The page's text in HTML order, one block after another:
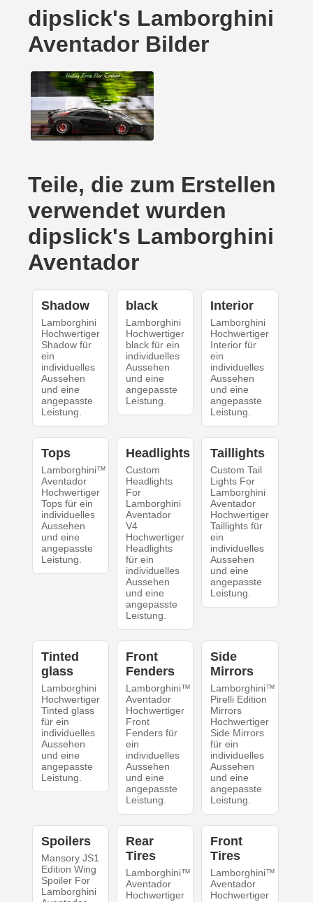
dipslick's Lamborghini
Aventador Bilder
Teile, die zum Erstellen
verwendet wurden
dipslick's Lamborghini
Aventador
Shadow
Lamborghini
Hochwertiger
Shadow für
ein
individuelles
Aussehen
und eine
angepasste
Leistung.
black
Lamborghini
Hochwertiger
black für ein
individuelles
Aussehen
und eine
angepasste
Leistung.
Interior
Lamborghini
Hochwertiger
Interior für
ein
individuelles
Aussehen
und eine
angepasste
Leistung.
Tops
Lamborghini™
Aventador
Hochwertiger
Tops für ein
individuelles
Aussehen
und eine
angepasste
Leistung.
Headlights
Custom
Headlights
For
Lamborghini
Aventador
V4
Hochwertiger
Headlights
für ein
individuelles
Aussehen
und eine
angepasste
Leistung.
Taillights
Custom Tail
Lights For
Lamborghini
Aventador
Hochwertiger
Taillights für
ein
individuelles
Aussehen
und eine
angepasste
Leistung.
Tinted
glass
Lamborghini
Hochwertiger
Tinted glass
für ein
individuelles
Aussehen
und eine
angepasste
Leistung.
Front
Fenders
Lamborghini™
Aventador
Hochwertiger
Front
Fenders für
ein
individuelles
Aussehen
und eine
angepasste
Leistung.
Side
Mirrors
Lamborghini™
Pirelli Edition
Mirrors
Hochwertiger
Side Mirrors
für ein
individuelles
Aussehen
und eine
angepasste
Leistung.
Spoilers
Mansory JS1
Edition Wing
Spoiler For
Lamborghini
Rear
Tires
Lamborghini™
Aventador
Hochwertiger
Front
Tires
Lamborghini™
Aventador
Hochwertiger